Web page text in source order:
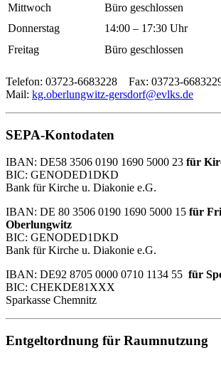
Mittwoch
Büro geschlossen
Donnerstag
14:00 – 17:30 Uhr
Freitag
Büro geschlossen
Telefon: 03723-6683228 Fax: 03723-
Mail: kg.oberlungwitz-gersdorf@evlks.de
SEPA-Kontodaten
IBAN: DE58 3506 0190 1690 5000 23 für
BIC: GENODED1DKD
Bank für Kirche u. Diakonie e.G.
IBAN: DE 80 3506 0190 1690 5000 15 für
Oberlungwitz
BIC: GENODED1DKD
Bank für Kirche u. Diakonie e.G.
IBAN: DE92 8705 0000 0710 1134 55 für
BIC: CHEKDE81XXX
Sparkasse Chemnitz
Entgeltordnung für Raumnutzung